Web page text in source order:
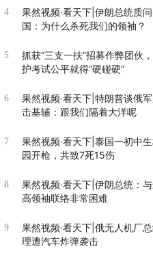
4
果然视频·看天下|伊朗总统质
国：为什么杀死我们的领袖？
5
抓获“三支一扶”招募作弊团伙
护考试公平就得“硬碰硬”
6
果然视频·看天下|特朗普谈俄
击基辅：跟我们隔着大洋呢
7
果然视频·看天下|泰国一初中
园开枪，共致7死15伤
8
果然视频·看天下|伊朗总统：
高领袖联络非常困难
9
果然视频·看天下|俄无人机厂
理遭汽车炸弹袭击